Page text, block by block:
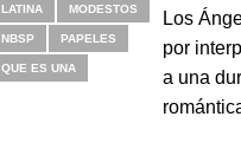
LATINA MODESTOS
NBSP PAPELES
QUE ES UNA
Los
por
a una